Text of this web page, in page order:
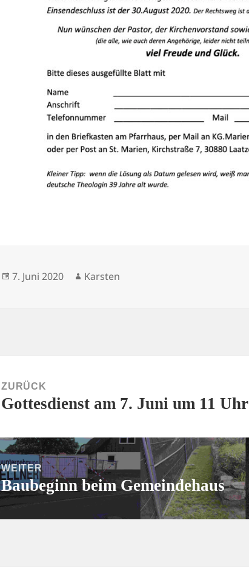
Veröffentlicht
7. Juni 2020 Autor
Karsten
ZURÜCK
Vorheriger
Gottesdienst am 7. Juni um 11 Uhr
WEITER
Nächster
Beitrag:
Baubeginn beim Gemeindehaus